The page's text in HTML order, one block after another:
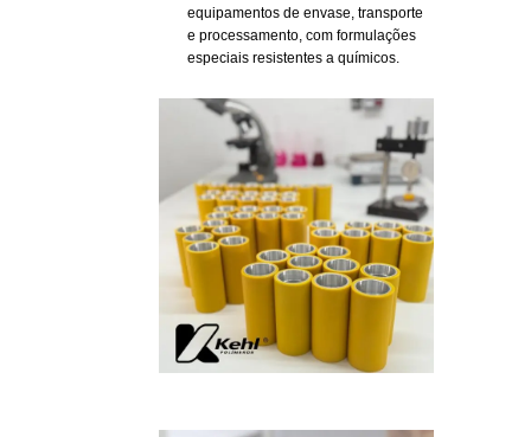
equipamentos de envase, transporte
e processamento, com formulações
especiais resistentes a químicos.